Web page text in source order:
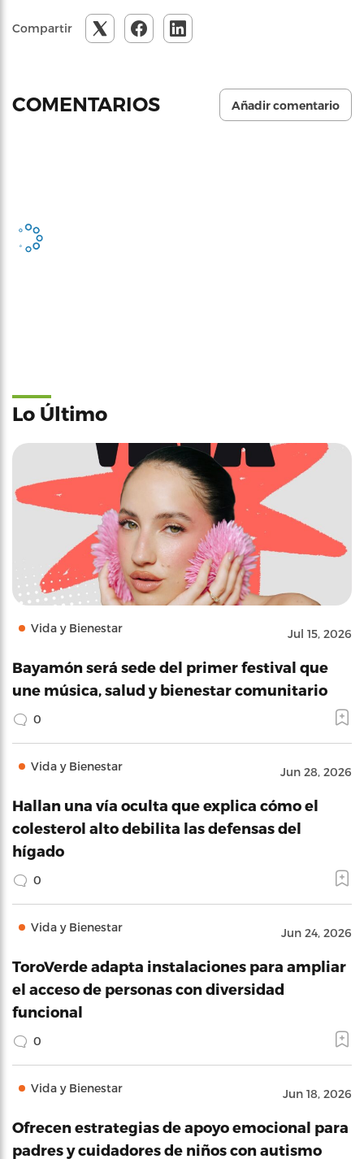
Compartir
COMENTARIOS Añadir comentario
Lo Último
Vida y Bienestar Jul 15, 2026
Bayamón será sede del primer festival que
une música, salud y bienestar comunitario
0
Vida y Bienestar Jun 28, 2026
Hallan una vía oculta que explica cómo el
colesterol alto debilita las defensas del
hígado
0
Vida y Bienestar Jun 24, 2026
ToroVerde adapta instalaciones para ampliar
el acceso de personas con diversidad
funcional
0
Vida y Bienestar Jun 18, 2026
Ofrecen estrategias de apoyo emocional para
padres y cuidadores de niños con autismo